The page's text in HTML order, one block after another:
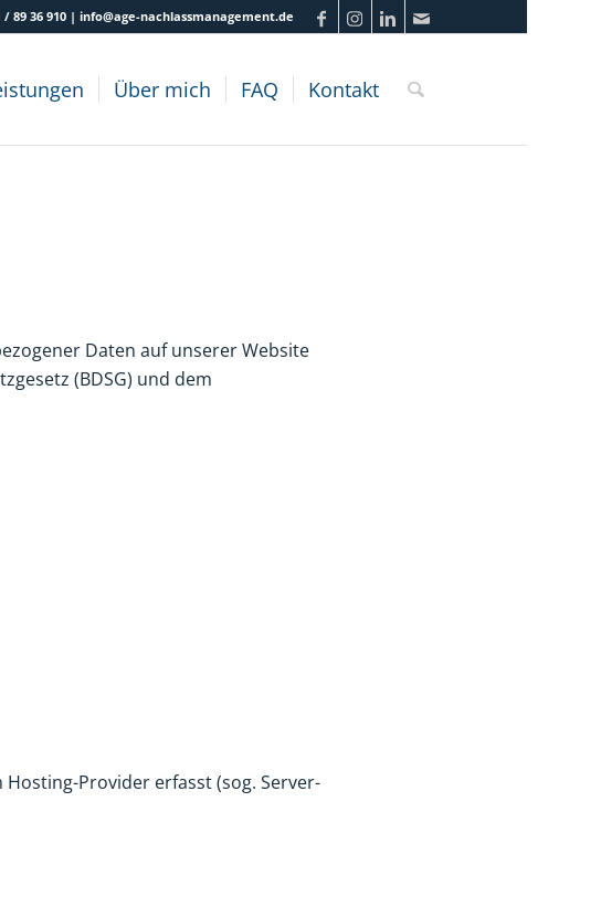
/ 89 36 910 | info@age-nachlassmanagement.de
Über mich FAQ Kontakt
Daten auf unserer Website
(BDSG) und dem
Provider erfasst (sog. Server-